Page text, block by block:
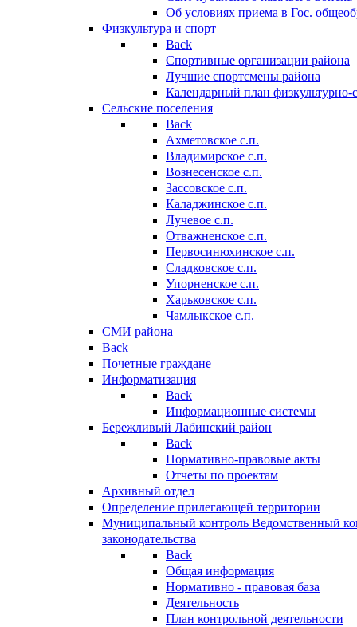
Об условиях приема в Гос.
Физкультура и спорт
Back
Спортивные организации района
Лучшие спортсмены района
Календарный план
Сельские поселения
Back
Ахметовское с.п.
Владимирское с.п.
Вознесенское с.п.
Зассовское с.п.
Каладжинское с.п.
Лучевое с.п.
Отважненское с.п.
Первосинюхинское с.п.
Сладковское с.п.
Упорненское с.п.
Харьковское с.п.
Чамлыкское с.п.
СМИ района
Back
Почетные граждане
Информатизация
Back
Информационные системы
Бережливый Лабинский район
Back
Нормативно-правовые акты
Отчеты по проектам
Архивный отдел
Определение прилегающей территории
Муниципальный контроль Ведомственный
законодательства
Back
Общая информация
Нормативно - правовая база
Деятельность
План контрольной деятельности